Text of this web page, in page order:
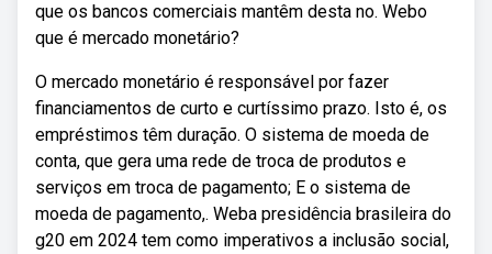
que os bancos comerciais mantêm desta no. Webo
que é mercado monetário?
O mercado monetário é responsável por fazer
financiamentos de curto e curtíssimo prazo. Isto é, os
empréstimos têm duração. O sistema de moeda de
conta, que gera uma rede de troca de produtos e
serviços em troca de pagamento; E o sistema de
moeda de pagamento,. Weba presidência brasileira do
g20 em 2024 tem como imperativos a inclusão social,